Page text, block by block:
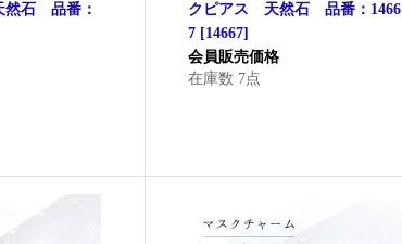
然石 品番：
クピアス 天然石 品番：1466
7 [14667]
会員販売価格
在庫数 7点